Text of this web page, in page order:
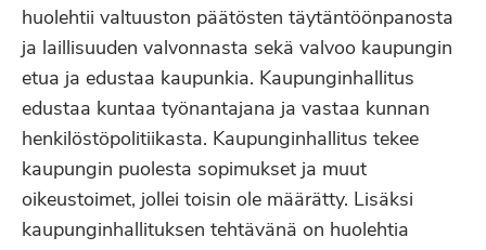
huolehtii valtuuston päätösten täytäntöönpanosta
ja laillisuuden valvonnasta sekä valvoo kaupungin
etua ja edustaa kaupunkia. Kaupunginhallitus
edustaa kuntaa työnantajana ja vastaa kunnan
henkilöstöpolitiikasta. Kaupunginhallitus tekee
kaupungin puolesta sopimukset ja muut
oikeustoimet, jollei toisin ole määrätty. Lisäksi
kaupunginhallituksen tehtävänä on huolehtia